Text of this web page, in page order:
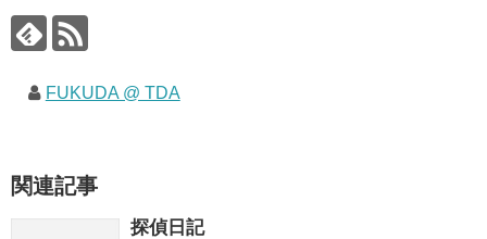
FUKUDA @ TDA
関連記事
探偵日記